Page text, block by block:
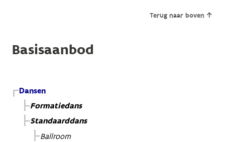
Terug naar boven
Basisaanbod
Dansen
Formatiedans
Standaarddans
Ballroom